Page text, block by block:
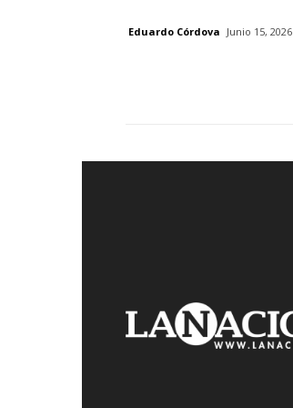
Eduardo Córdova Junio 15, 2026